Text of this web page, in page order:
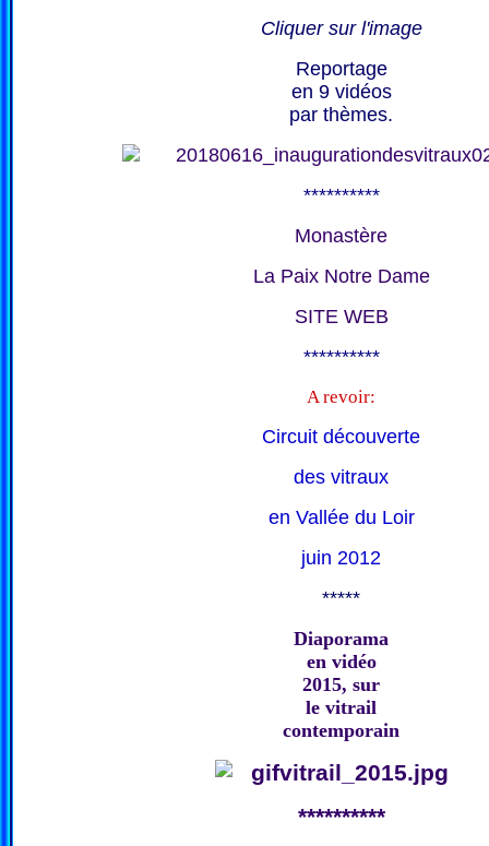
Cliquer sur l'image
Reportage
en 9 vidéos
par thèmes.
**********
Monastère
La Paix Notre Dame
SITE WEB
**********
A revoir:
Circuit découverte
des vitraux
en Vallée du Loir
juin 2012
*****
Diaporama
en vidéo
2015, sur
le vitrail
contemporain
**********